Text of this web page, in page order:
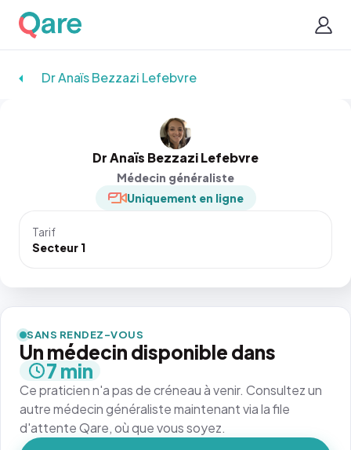
Dr Anaïs Bezzazi Lefebvre
Dr Anaïs Bezzazi Lefebvre
Médecin généraliste
Uniquement en ligne
Tarif
Secteur 1
SANS RENDEZ-VOUS
Un médecin disponible dans
7 min
Ce praticien n'a pas de créneau à venir. Consultez un
autre médecin généraliste maintenant via la file
d'attente Qare, où que vous soyez.